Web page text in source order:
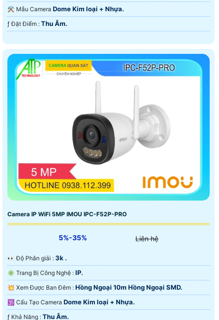
⚒ Mẫu Camera Dome Kim loại + Nhựa.
️ƒ Đặt Điểm : Thu Âm.
Camera IP WiFi 5MP IMOU IPC-F52P-PRO
5%-35% Liên hệ
️👀 Độ Phân giải : 3k .
✳️ Trang Bị Công Nghệ : IP.
💥 Xem Được Ban Đêm : Hồng Ngoại 10m Hồng Ngoại SMD.
🕉️ Cấu Tạo Camera Dome Kim loại + Nhựa.
️ƒ Khả Năng : Thu Âm.